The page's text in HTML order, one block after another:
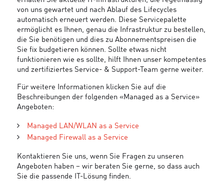
von uns gewartet und nach Ablauf des Lifecycles
automatisch erneuert werden. Diese Servicepalette
ermöglicht es Ihnen, genau die Infrastruktur zu bestellen,
die Sie benötigen und dies zu Abonnementspreisen die
Sie fix budgetieren können. Sollte etwas nicht
funktionieren wie es sollte, hilft Ihnen unser kompetentes
und zertifiziertes Service- & Support-Team gerne weiter.
Für weitere Informationen klicken Sie auf die
Beschreibungen der folgenden «Managed as a Service»
Angeboten:
Managed LAN/WLAN as a Service
Managed Firewall as a Service
Kontaktieren Sie uns, wenn Sie Fragen zu unseren
Angeboten haben – wir beraten Sie gerne, so dass auch
Sie die passende IT-Lösung finden.